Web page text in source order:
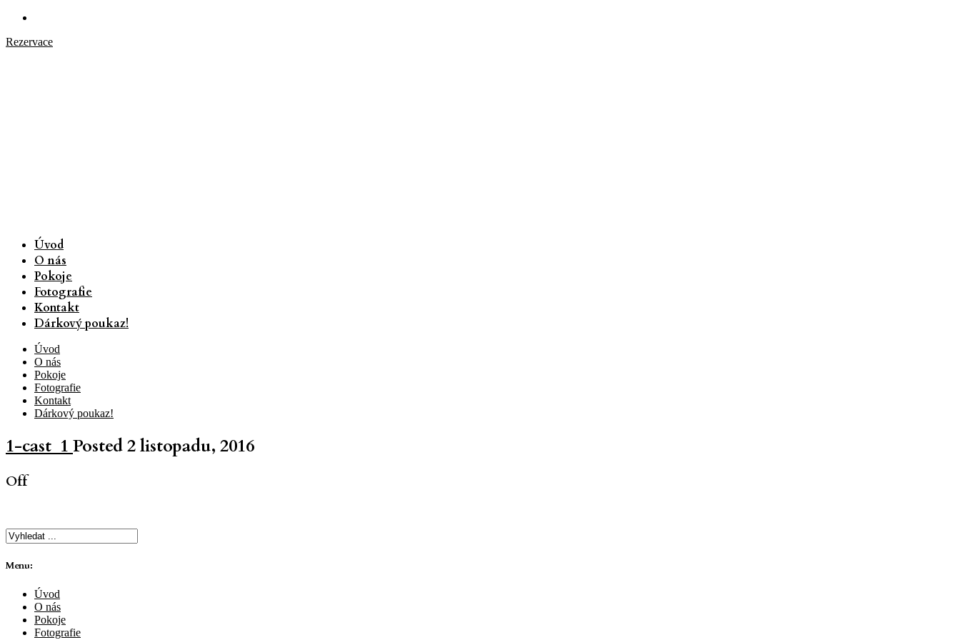
Rezervace
Úvod
O nás
Pokoje
Fotografie
Kontakt
Dárkový poukaz!
Úvod
O nás
Pokoje
Fotografie
Kontakt
Dárkový poukaz!
1-cast_1 Posted 2 listopadu, 2016
Off
Menu:
Úvod
O nás
Pokoje
Fotografie